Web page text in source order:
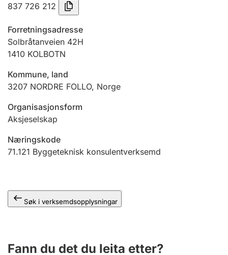
Tinglysing
Jeger
Ektepaktrettleiaren
Andre tema
837 726 212
Forretningsadresse
Solbråtanveien 42H
1410 KOLBOTN
Kommune, land
3207 NORDRE FOLLO, Norge
Organisasjonsform
Aksjeselskap
Næringskode
71.121 Byggeteknisk konsulentverksemd
Søk i verksemdsopplysningar
Fann du det du leita etter?